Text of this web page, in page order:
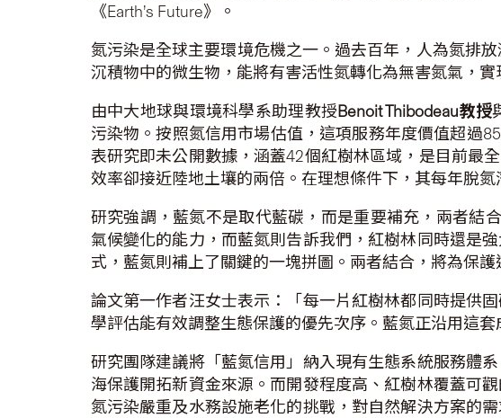
《Earth’s Future》。
氮污染是全球主要環境危機之一。過去百年，人為氮排
沉積物中的微生物，能將有害活性氮轉化為無害氮氣，實
由中大地球與環境科學系助理教授Benoit Thibodeau教授
污染物。按照氮信用市場估值，這項服務年度價值超過
表研究即未公開數據，涵蓋42個紅樹林區域，是目前最
效率卻接近陸地土壤的兩倍。在理想條件下，其每年脫
研究強調，藍氮不是取代藍碳，而是重要補充，兩者結
氣候變化的能力，而藍氮則告訴我們，紅樹林同時還是
式，藍氮則補上了關鍵的一塊拼圖。兩者結合，將為保
論文第一作者汪女士表示：「每一片紅樹林都同時提供
學評估能有效調整生態保護的優先次序。藍氮正沿用這
研究團隊建議將「藍氮信用」納入現有生態系統服務體
海保護開拓新資金來源。而開發程度高、紅樹林覆蓋可
氮污染嚴重及水務設施老化的挑戰，對自然解決方案的